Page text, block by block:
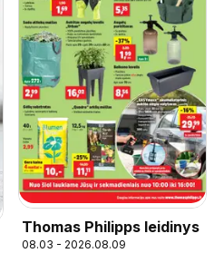
Thomas Philipps leidinys
08.03 - 2026.08.09